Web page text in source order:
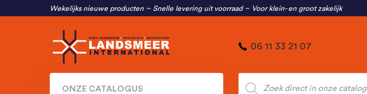
Wekelijks nieuwe producten Snelle levering uit voorraad Voor klein- en groot zakelijk
06 11 33 21 07
Producten
zoeken
ONZE CATALOGUS